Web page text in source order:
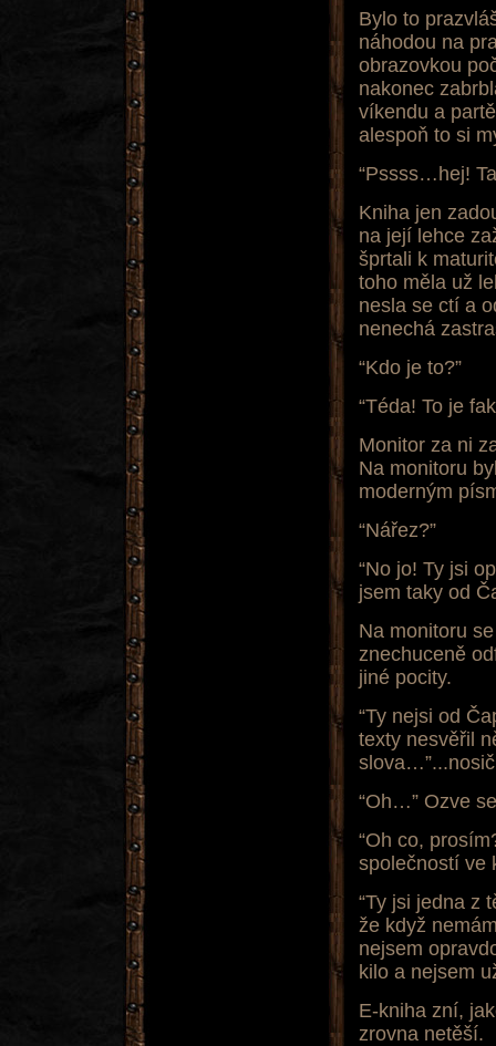
Bylo to
náhodou na
obrazovkou
nakonec
víkendu a
alespoň to si
“Pssss…hej!
Kniha jen
na její lehce
šprtali k
toho měla už
nesla se ctí a
nenechá
“Kdo je to?”
“Téda! To je
Monitor za ni
Na monitoru
moderným
“Nářez?”
“No jo! Ty jsi
jsem taky od
Na monitoru
znechuceně
jiné pocity.
“Ty nejsi od
texty nesvěřil
“Oh…” Ozve
“Oh co,
společností ve
“Ty jsi jedna z
že když
nejsem
kilo a nejsem
E-kniha zní,
zrovna netěší.